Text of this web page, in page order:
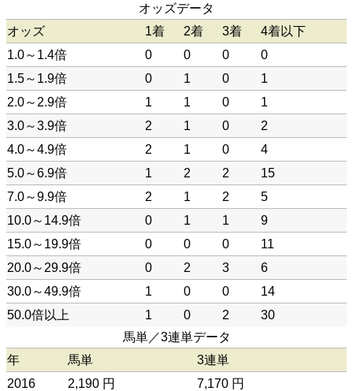
オッズデータ
オッズ
1着 2着 3着
4着以下
1.0～1.4倍
0 0 0
0
1.5～1.9倍
0 1 0
1
2.0～2.9倍
1 1 0
1
3.0～3.9倍
2 1 0
2
4.0～4.9倍
2 1 0
4
5.0～6.9倍
1 2 2
15
7.0～9.9倍
2 1 2
5
10.0～14.9倍
0 1 1
9
15.0～19.9倍
0 0 0
11
20.0～29.9倍
0 2 3
6
30.0～49.9倍
1 0 0
14
50.0倍以上
1 0 2
30
馬単／3連単データ
年
馬単
3連単
2016
2,190 円
7,170 円